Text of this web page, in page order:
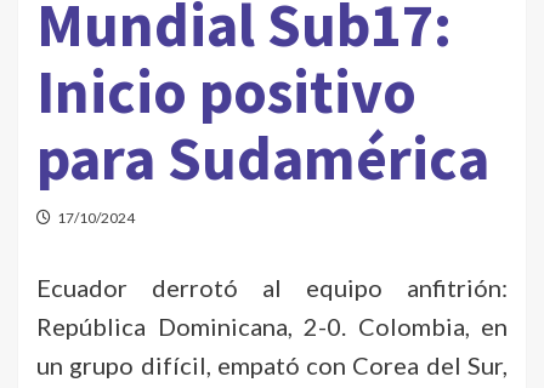
Mundial Sub17:
Inicio positivo
para Sudamérica
17/10/2024
Ecuador derrotó al equipo anfitrión:
República Dominicana, 2-0. Colombia, en
un grupo difícil, empató con Corea del Sur,